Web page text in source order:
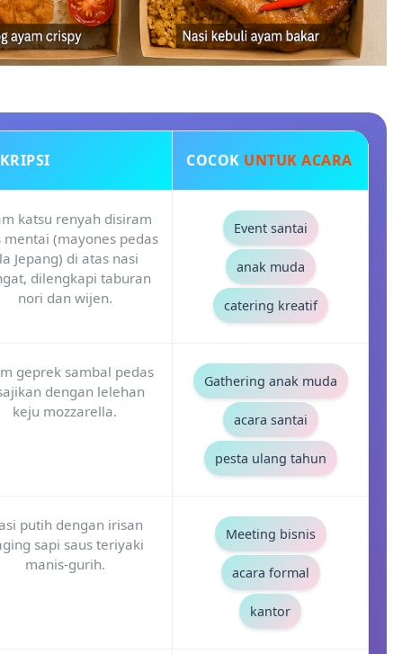
COCOK UNTUK ACARA
katsu renyah disiram
mentai (mayones pedas
Jepang) di atas nasi
dilengkapi taburan
nori dan wijen.
Event santai
anak muda
catering kreatif
geprek sambal pedas
dengan lelehan
keju mozzarella.
Gathering anak muda
acara santai
pesta ulang tahun
putih dengan irisan
sapi saus teriyaki
manis-gurih.
Meeting bisnis
acara formal
kantor